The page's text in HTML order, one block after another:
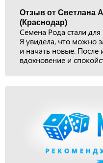
Отзыв от Светлана
(Краснодар)
Семена Рода стали
Я увидела, что можно
и начать новые. После
вдохновение и